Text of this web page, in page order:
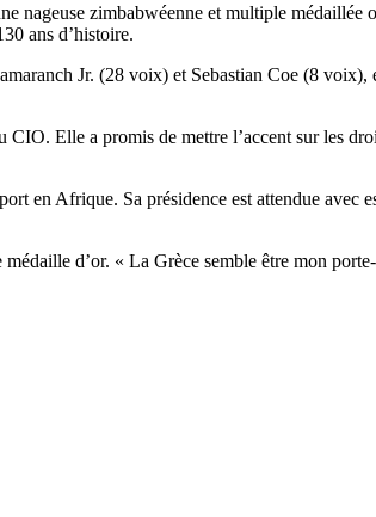
zimbabwéenne et multiple médaillée
ans d’histoire.
Jr. (28 voix) et Sebastian Coe (8 voix),
Elle a promis de mettre l’accent sur les
en Afrique. Sa présidence est attendue avec
d’or. « La Grèce semble être mon